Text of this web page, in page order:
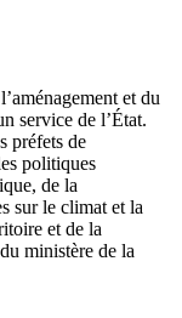
et du
service de l’État.
préfets de
politiques
de la
sur le climat et la
et de la
ministère de la